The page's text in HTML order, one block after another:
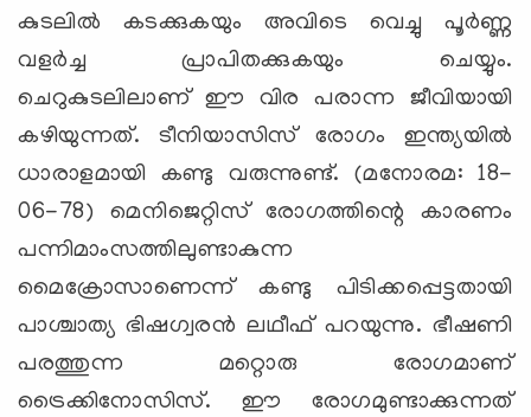
കുടലില്‍ കടക്കുകയും അവിടെ വെച്ചു പൂര്‍ണ്ണ
വളര്‍ച്ച പ്രാപിതക്കുകയും ചെയ്യും.
ചെറുകുടലിലാണ് ഈ വിര പരാന്ന ജീവിയായി
കഴിയുന്നത്. ടീനിയാസിസ് രോഗം ഇന്ത്യയില്‍
ധാരാളമായി കണ്ടു വരുന്നുണ്ട്. (മനോരമ: 18-
06-78) മെനിജെറ്റിസ് രോഗത്തിന്റെ കാരണം
പന്നിമാംസത്തിലുണ്ടാകുന്ന
മൈക്രോസാണെന്ന് കണ്ടു പിടിക്കപ്പെട്ടതായി
പാശ്ചാത്യ ഭിഷഗ്വരന്‍ ലഥീഫ് പറയുന്നു. ഭീഷണി
പരത്തുന്ന മറ്റൊരു രോഗമാണ്
ട്രൈക്കിനോസിസ്. ഈ രോഗമുണ്ടാക്കുന്നത്